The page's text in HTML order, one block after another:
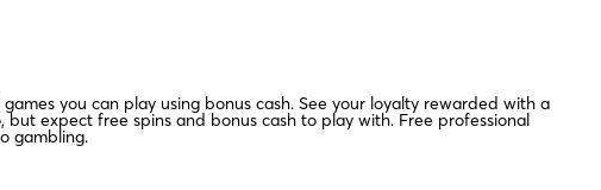
you can play using bonus cash. See your loyalty rewarded with a
expect free spins and bonus cash to play with. Free professional
gambling.